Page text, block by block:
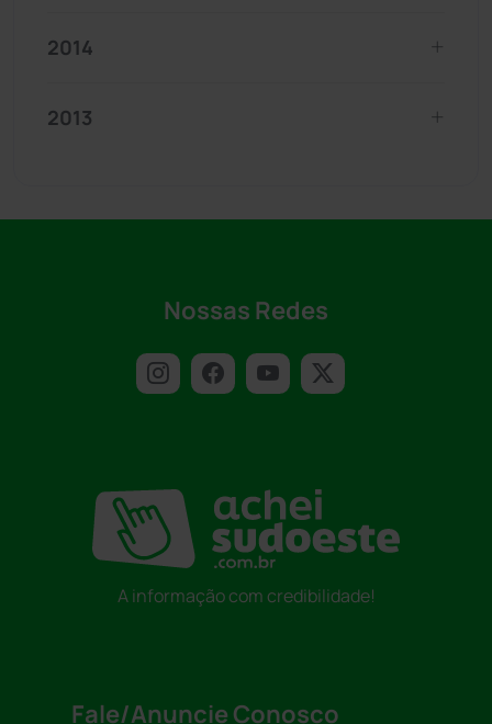
2014
2013
Nossas Redes
A informação com credibilidade!
Fale/Anuncie Conosco